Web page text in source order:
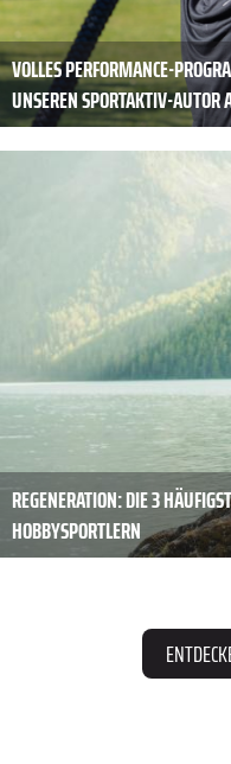
VOLLES PERFORMANCE-
UNSEREN SPORTAKTIV-AUTOR
REGENERATION: DIE 3
HOBBYSPORTLERN